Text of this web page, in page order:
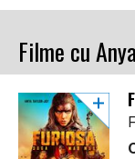
Filme cu